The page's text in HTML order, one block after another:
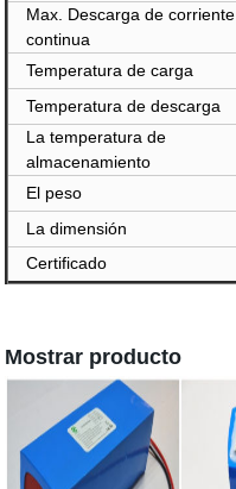
Max. Descarga de corriente
continua
Temperatura de carga
Temperatura de descarga
La temperatura de
almacenamiento
El peso
La dimensión
Certificado
Mostrar producto